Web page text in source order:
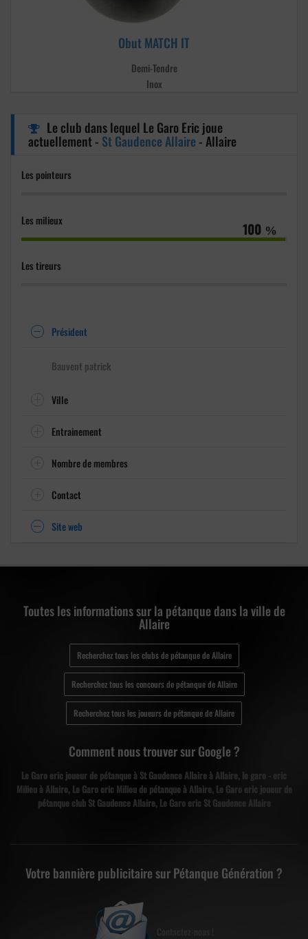
Obut MATCH IT
Demi-Tendre
Inox
Le club dans lequel Le Garo Eric joue
actuellement - St Gaudence Allaire- Allaire
Les pointeurs
Les milieux
100 %
Les tireurs
Président
Bauvent patrick
Ville
Entrainement
Nombre de membres
Contact
Site web
Toutes les informations sur la pétanque dans la ville de
Allaire
Recherchez tous les clubs de pétanque de Allaire
Recherchez tous les concours de pétanque de Allaire
Recherchez tous les joueurs de pétanque de Allaire
Comment nous trouver sur Google ?
Le Garo eric joueur de pétanque à St Gaudence Allaire à Allaire, le garo - eric
Milieu à Allaire, Le Garo eric Milieu de pétanque à Allaire, Le Garo eric joueur de
pétanque club St Gaudence Allaire, Le Garo eric St Gaudence Allaire
Votre bannière publicitaire sur Pétanque Génération ?